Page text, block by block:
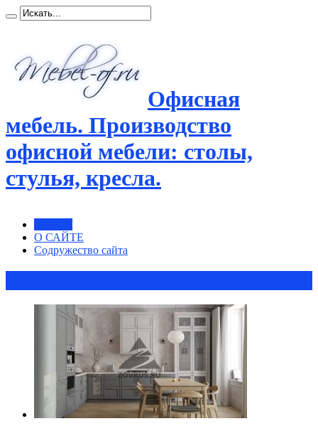
Офисная
мебель. Производство
офисной мебели: столы,
стулья, кресла.
О САЙТЕ
Содружество сайта